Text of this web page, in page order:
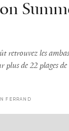
les
plus de 22 plages
FERRAND